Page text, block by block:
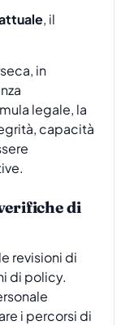
, il
in
legale, la
capacità
di
revisioni di
di policy.
i percorsi di